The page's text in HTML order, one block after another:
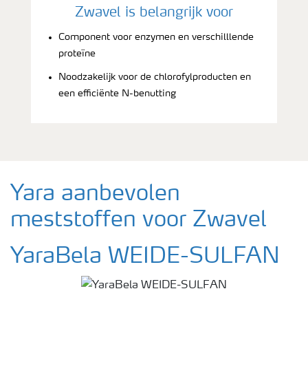
Zwavel is belangrijk voor
Component voor enzymen en verschilllende
proteïne
Noodzakelijk voor de chlorofylproducten en
een efficiënte N-benutting
Yara aanbevolen
meststoffen voor Zwavel
YaraBela WEIDE-SULFAN